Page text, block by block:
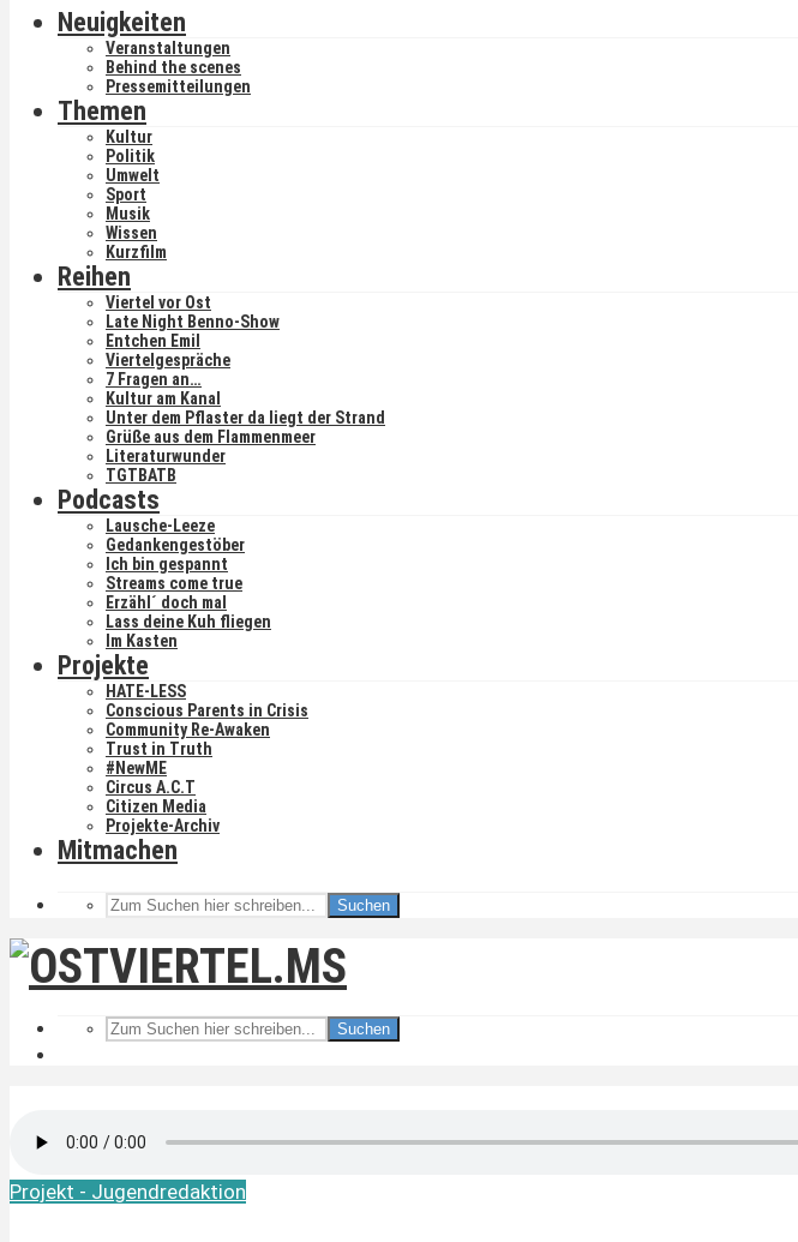
Neuigkeiten
Veranstaltungen
Behind the scenes
Pressemitteilungen
Themen
Kultur
Politik
Umwelt
Sport
Musik
Wissen
Kurzfilm
Reihen
Viertel vor Ost
Late Night Benno-Show
Entchen Emil
Viertelgespräche
7 Fragen an…
Kultur am Kanal
Unter dem Pflaster da liegt der Strand
Grüße aus dem Flammenmeer
Literaturwunder
TGTBATB
Podcasts
Lausche-Leeze
Gedankengestöber
Ich bin gespannt
Streams come true
Erzähl´ doch mal
Lass deine Kuh fliegen
Im Kasten
Projekte
HATE-LESS
Conscious Parents in Crisis
Community Re-Awaken
Trust in Truth
#NewME
Circus A.C.T
Citizen Media
Projekte-Archiv
Mitmachen
Suchen
Suchen
Projekt - Jugendredaktion